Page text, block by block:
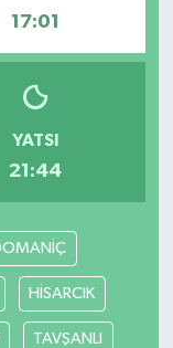
17:01
YATSI
21:44
HİSARCIK
TAVŞANLI